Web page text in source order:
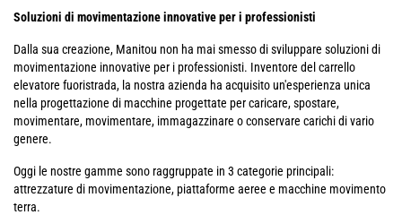
Soluzioni di movimentazione innovative per i professionisti
Dalla sua creazione, Manitou non ha mai smesso di sviluppare soluzioni di
movimentazione innovative per i professionisti. Inventore del carrello
elevatore fuoristrada, la nostra azienda ha acquisito un'esperienza unica
nella progettazione di macchine progettate per caricare, spostare,
movimentare, movimentare, immagazzinare o conservare carichi di vario
genere.
Oggi le nostre gamme sono raggruppate in 3 categorie principali:
attrezzature di movimentazione, piattaforme aeree e macchine movimento
terra.